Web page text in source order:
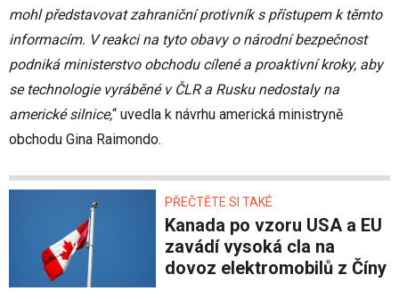
mohl představovat zahraniční protivník s přístupem k těmto
informacím. V reakci na tyto obavy o národní bezpečnost
podniká ministerstvo obchodu cílené a proaktivní kroky, aby
se technologie vyráběné v ČLR a Rusku nedostaly na
americké silnice,“ uvedla k návrhu americká ministryně
obchodu Gina Raimondo.
PŘEČTĚTE SI TAKÉ
Kanada po vzoru USA a EU
zavádí vysoká cla na
dovoz elektromobilů z Číny